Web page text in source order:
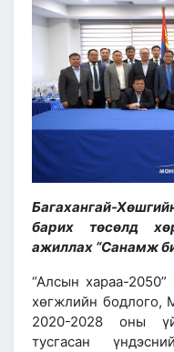
Багахангай-
барих төсөлд
ажиллах “Санамж
“Алсын хараа-
хөгжлийн бодлого,
2020-2028 оны
тусгасан